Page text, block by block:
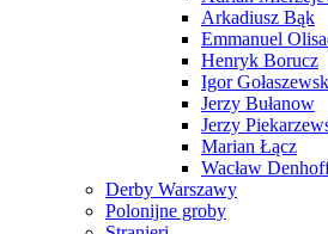
Arkadiusz Bąk
Emmanuel
Henryk Borucz
Igor
Jerzy Bułanow
Jerzy
Marian Łącz
Wacław
Derby Warszawy
Polonijne groby